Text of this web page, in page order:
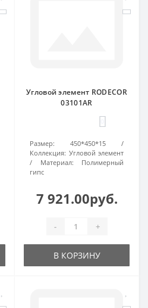
Угловой элемент RODECOR
03101AR
Размер:
450*450*15
Коллекция: Угловой элемент
Материал:
Полимерный
гипс
7 921.00руб.
- +
В КОРЗИНУ